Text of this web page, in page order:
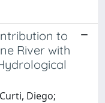
to
River with
Diego;